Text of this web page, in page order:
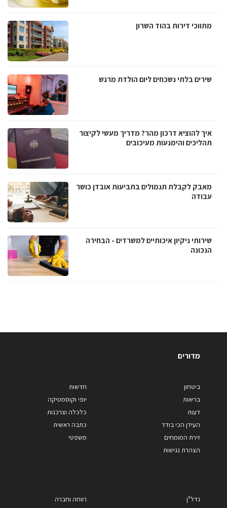
מתווכי דירות בהוד השרון
שירים בלתי נשכחים ליום הולדת מרגש
איך להוציא דרכון מהר? מדריך מעשי לקיצור
תהליכים והימנעות מעיכובים
מאבק לקבלת תגמולים בתביעות אובדן כושר
עבודה
שירותי ניקיון איכותיים למשרדים - הבחירה
הנכונה
מדורים
ביטחון
בריאות
דעות
העידן הכי בודד
זירת המומחים
הצהרת נגישות
חדשות
יופי וקוסמטיקה
כלכלה וצרכנות
כתבה ראשית
משפטי
נדל"ן
רווחה וחברה